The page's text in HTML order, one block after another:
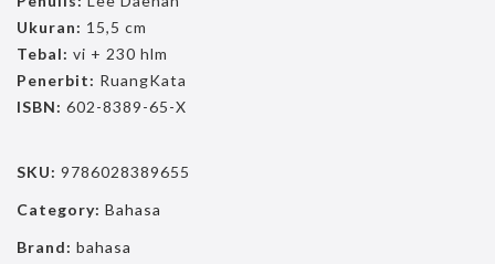
Ukuran: 15,5 cm
Tebal: vi + 230 hlm
Penerbit: RuangKata
ISBN: 602-8389-65-X
SKU: 9786028389655
Category: Bahasa
Brand: bahasa